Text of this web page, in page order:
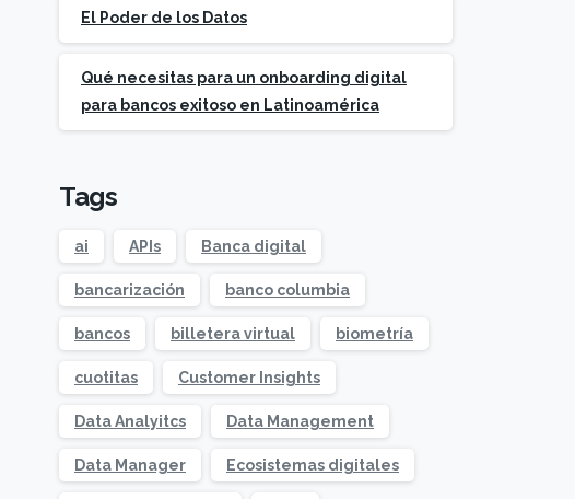
El Poder de los Datos
Qué necesitas para un onboarding digital
para bancos exitoso en Latinoamérica
Tags
ai APIs Banca digital
bancarización banco columbia
bancos billetera virtual biometría
cuotitas Customer Insights
Data Analyitcs Data Management
Data Manager Ecosistemas digitales